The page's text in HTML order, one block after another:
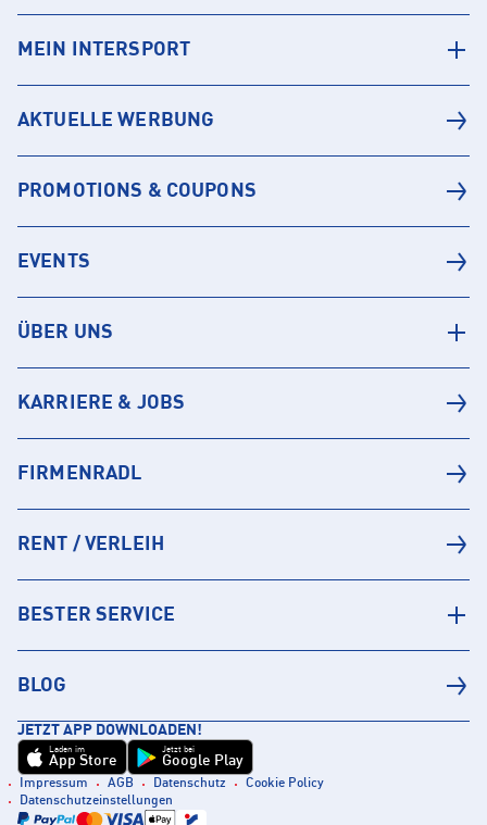
MEIN INTERSPORT
AKTUELLE WERBUNG
PROMOTIONS & COUPONS
EVENTS
ÜBER UNS
KARRIERE & JOBS
FIRMENRADL
RENT / VERLEIH
BESTER SERVICE
BLOG
JETZT APP DOWNLOADEN!
Laden im
App Store
Jetzt bei
Google Play
Impressum AGB Datenschutz
Cookie Policy
Datenschutzeinstellungen